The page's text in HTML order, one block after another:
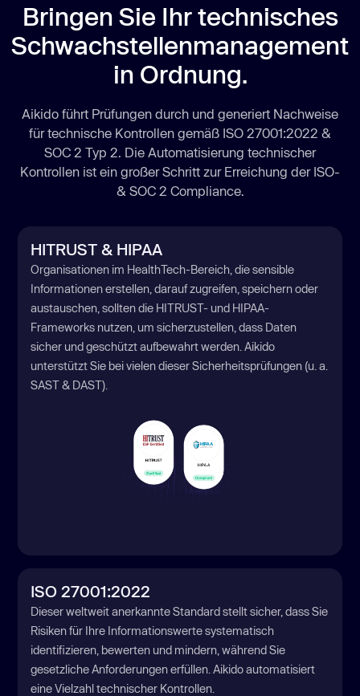
Bringen Sie Ihr technisches
Schwachstellenmanagement
in Ordnung.
Aikido führt Prüfungen durch und generiert Nachweise
für technische Kontrollen gemäß ISO 27001:2022 &
SOC 2 Typ 2. Die Automatisierung technischer
Kontrollen ist ein großer Schritt zur Erreichung der ISO-
& SOC 2 Compliance.
HITRUST & HIPAA
Organisationen im HealthTech-Bereich, die sensible
Informationen erstellen, darauf zugreifen, speichern oder
austauschen, sollten die HITRUST- und HIPAA-
Frameworks nutzen, um sicherzustellen, dass Daten
sicher und geschützt aufbewahrt werden. Aikido
unterstützt Sie bei vielen dieser Sicherheitsprüfungen (u. a.
SAST & DAST).
ISO 27001:2022
Dieser weltweit anerkannte Standard stellt sicher, dass Sie
Risiken für Ihre Informationswerte systematisch
identifizieren, bewerten und mindern, während Sie
gesetzliche Anforderungen erfüllen. Aikido automatisiert
eine Vielzahl technischer Kontrollen.